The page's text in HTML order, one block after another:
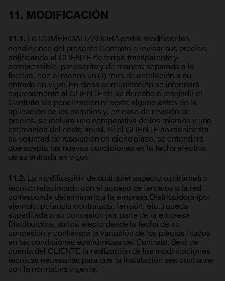
11. MODIFICACIÓN
11.1. La COMERCIALIZADORA podrá modificar las
condiciones del presente Contrato o revisar sus precios,
notificando al CLIENTE de forma transparente y
comprensible, por escrito y de manera separada a la
factura, con al menos un (1) mes de antelación a su
entrada en vigor. En dicha comunicación se informará
expresamente al CLIENTE de su derecho a rescindir el
Contrato sin penalización ni coste alguno antes de la
aplicación de los cambios y, en caso de revisión de
precios, se incluirá una comparativa de los mismos y una
estimación del coste anual. Si el CLIENTE no manifiesta
su voluntad de resolución en dicho plazo, se entenderá
que acepta las nuevas condiciones en la fecha efectiva
de su entrada en vigor.
11.2. La modificación de cualquier aspecto o parámetro
técnico relacionado con el acceso de terceros a la red
corresponde determinarlo a la empresa Distribuidora (por
ejemplo, potencia contratada, tensión, etc..) queda
supeditada a su concesión por parte de la empresa
Distribuidora, surtirá efecto desde la fecha de su
concesión y conllevará la variación de los precios fijados
en las condiciones económicas del Contrato. Será de
cuenta del CLIENTE la realización de las modificaciones
técnicas necesarias para que la instalación sea conforme
con la normativa vigente.